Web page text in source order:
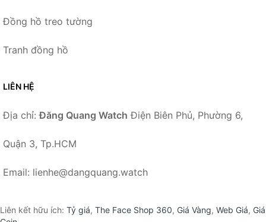
Đồng hồ treo tường
Tranh đồng hồ
LIÊN HỆ
Địa chỉ:Đăng Quang Watch Điện Biên Phủ, Phường 6,
Quận 3, Tp.HCM
Email: lienhe@dangquang.watch
Liên kết hữu ích: Tỷ giá, The Face Shop 360, Giá Vàng, Web Giá, Giá